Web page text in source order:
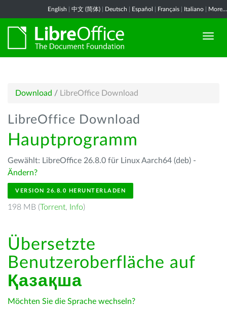
English 中文 (简体) Deutsch Español Français Italiano More...
Download / LibreOffice Download
LibreOffice Download
Hauptprogramm
Gewählt: LibreOffice 26.8.0 für Linux Aarch64 (deb) -
Ändern?
VERSION 26.8.0 HERUNTERLADEN
198 MB (Torrent, Info)
Übersetzte
Benutzeroberfläche auf
Қазақша
Möchten Sie die Sprache wechseln?